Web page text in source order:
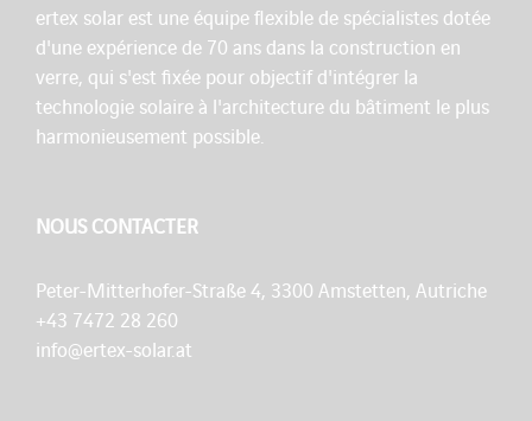
ertex solar est une équipe flexible de spécialistes dotée
d'une expérience de 70 ans dans la construction en
verre, qui s'est fixée pour objectif d'intégrer la
technologie solaire à l'architecture du bâtiment le plus
harmonieusement possible.
NOUS CONTACTER
Peter-Mitterhofer-Straße 4, 3300 Amstetten, Autriche
+43 7472 28 260
info@ertex-solar.at